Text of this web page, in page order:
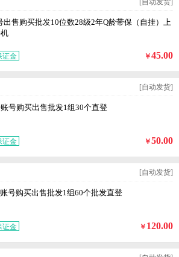
[自动发货]
出售购买批发10位数28级2年Q龄带保（自挂）上
证金 ￥45.00
[自动发货]
号购买出售批发1组30个直登
证金 ￥50.00
[自动发货]
号购买出售批发1组60个批发直登
证金 ￥ 120.00